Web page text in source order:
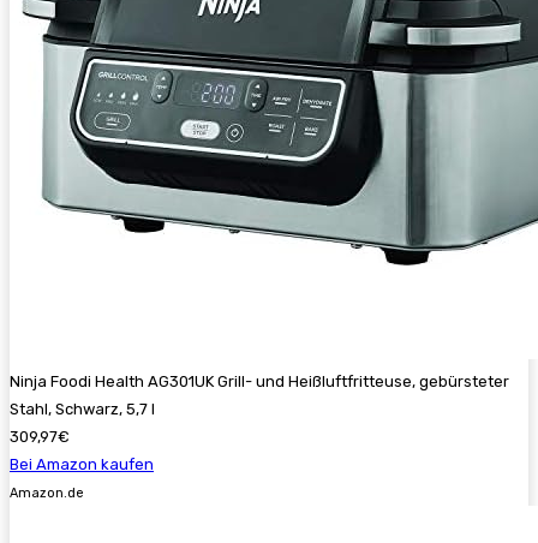
Ninja Foodi Health AG301UK Grill- und Heißluftfritteuse, gebürsteter
Stahl, Schwarz, 5,7 l
309,97€
Bei Amazon kaufen
Amazon.de